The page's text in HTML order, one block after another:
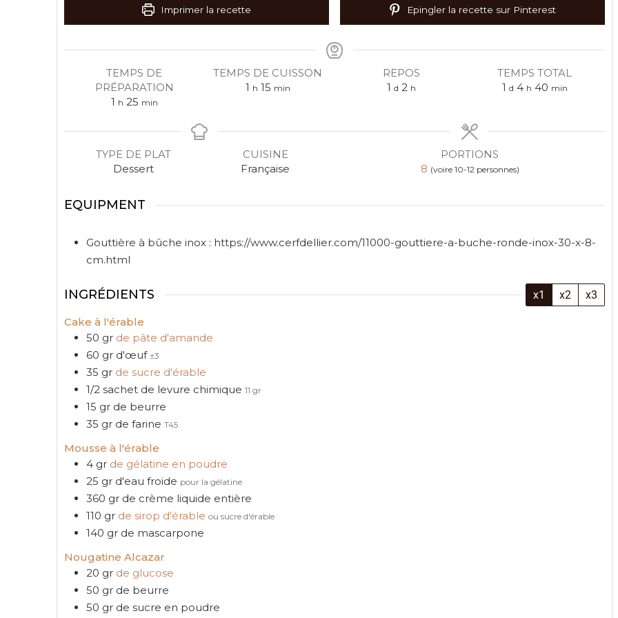
Imprimer la recette Epingler la recette sur Pinterest
TEMPS DE
PRÉPARATION
1 h 25 min
TEMPS DE CUISSON
1 h 15 min
REPOS
1 d 2 h
TEMPS TOTAL
1 d 4 h 40 min
TYPE DE PLAT
Dessert
CUISINE
Française
PORTIONS
8 (voire 10-12 personnes)
EQUIPMENT
Gouttière à bûche inox : https://www.cerfdellier.com/11000-gouttiere-a-buche-ronde-inox-30-x-8-
cm.html
INGRÉDIENTS x1 x2 x3
Cake à l'érable
50 gr de pâte d'amande
60 gr d'œuf ±3
35 gr de sucre d'érable
1/2 sachet de levure chimique 11 gr
15 gr de beurre
35 gr de farine T45
Mousse à l'érable
4 gr de gélatine en poudre
25 gr d'eau froide pour la gélatine
360 gr de crème liquide entière
110 gr de sirop d'érable ou sucre d'érable
140 gr de mascarpone
Nougatine Alcazar
20 gr de glucose
50 gr de beurre
50 gr de sucre en poudre